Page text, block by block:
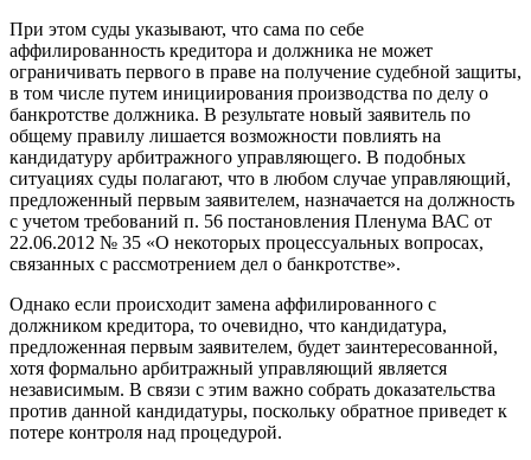
При этом суды указывают, что сама по себе
аффилированность кредитора и должника не может
ограничивать первого в праве на получение судебной защиты,
в том числе путем инициирования производства по делу о
банкротстве должника. В результате новый заявитель по
общему правилу лишается возможности повлиять на
кандидатуру арбитражного управляющего. В подобных
ситуациях суды полагают, что в любом случае управляющий,
предложенный первым заявителем, назначается на должность
с учетом требований п. 56 постановления Пленума ВАС от
22.06.2012 № 35 «О некоторых процессуальных вопросах,
связанных с рассмотрением дел о банкротстве».
Однако если происходит замена аффилированного с
должником кредитора, то очевидно, что кандидатура,
предложенная первым заявителем, будет заинтересованной,
хотя формально арбитражный управляющий является
независимым. В связи с этим важно собрать доказательства
против данной кандидатуры, поскольку обратное приведет к
потере контроля над процедурой.